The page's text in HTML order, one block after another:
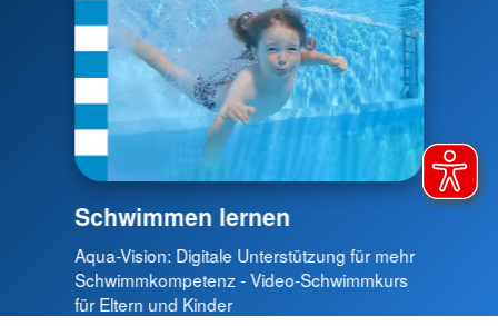
Schwimmen lernen
Aqua-Vision: Digitale Unterstützung für mehr
Schwimmkompetenz - Video-Schwimmkurs
für Eltern und Kinder